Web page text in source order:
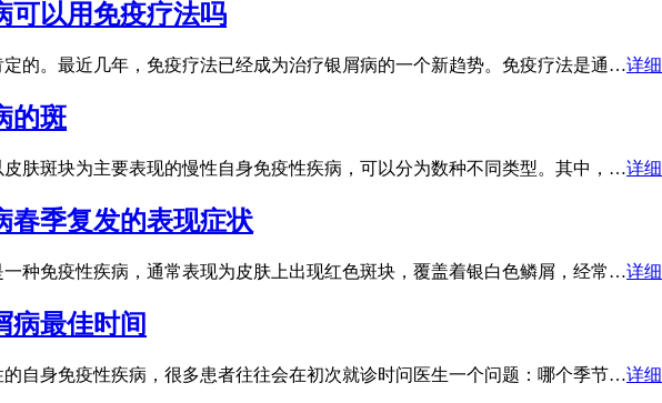
可以用免疫疗法吗
的。最近几年，免疫疗法已经成为治疗银屑病的一个新趋势。免疫疗法是通…详
的斑
肤斑块为主要表现的慢性自身免疫性疾病，可以分为数种不同类型。其中，…详
春季复发的表现症状
种免疫性疾病，通常表现为皮肤上出现红色斑块，覆盖着银白色鳞屑，经常…详
病最佳时间
自身免疫性疾病，很多患者往往会在初次就诊时问医生一个问题：哪个季节…详